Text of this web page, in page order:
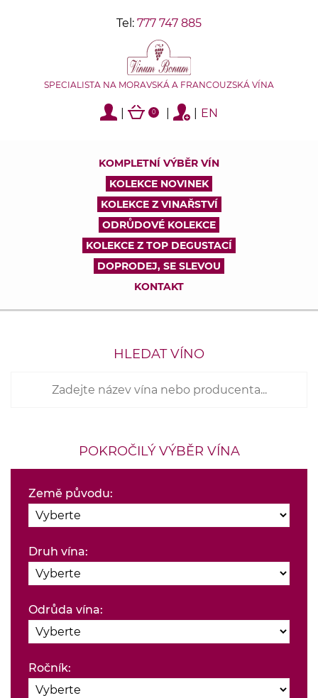
Tel: 777 747 885
SPECIALISTA NA MORAVSKÁ A FRANCOUZSKÁ VÍNA
0 EN
KOMPLETNÍ VÝBĚR VÍN
KOLEKCE NOVINEK
KOLEKCE Z VINAŘSTVÍ
ODRŮDOVÉ KOLEKCE
KOLEKCE Z TOP DEGUSTACÍ
DOPRODEJ, SE SLEVOU
KONTAKT
HLEDAT VÍNO
POKROČILÝ VÝBĚR VÍNA
Země původu:
Druh vína:
Odrůda vína:
Ročník: